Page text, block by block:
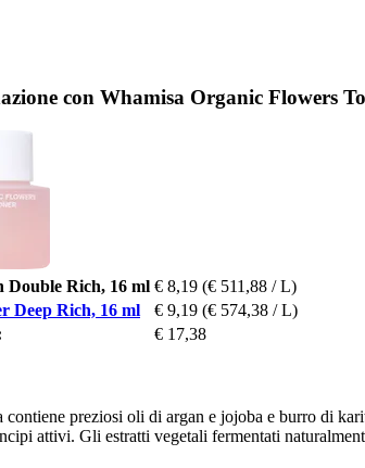
con Whamisa Organic Flowers
Double Rich, 16 ml € 8,19 (€ 511,88 / L)
Deep Rich, 16 ml
€ 9,19 (€ 574,38 / L)
€ 17,38
contiene preziosi oli di argan e jojoba e burro di
attivi. Gli estratti vegetali fermentati